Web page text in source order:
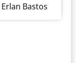
Bastos